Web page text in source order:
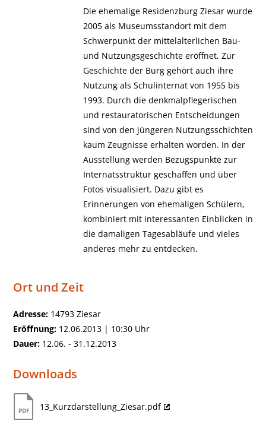
Die ehemalige Residenzburg Ziesar wurde
2005 als Museumsstandort mit dem
Schwerpunkt der mittelalterlichen Bau-
und Nutzungsgeschichte eröffnet. Zur
Geschichte der Burg gehört auch ihre
Nutzung als Schulinternat von 1955 bis
1993. Durch die denkmalpflegerischen
und restauratorischen Entscheidungen
sind von den jüngeren Nutzungsschichten
kaum Zeugnisse erhalten worden. In der
Ausstellung werden Bezugspunkte zur
Internatsstruktur geschaffen und über
Fotos visualisiert. Dazu gibt es
Erinnerungen von ehemaligen Schülern,
kombiniert mit interessanten Einblicken in
die damaligen Tagesabläufe und vieles
anderes mehr zu entdecken.
Ort und Zeit
Adresse: 14793 Ziesar
Eröffnung: 12.06.2013 | 10:30 Uhr
Dauer: 12.06. - 31.12.2013
Downloads
13_Kurzdarstellung_Ziesar.pdf